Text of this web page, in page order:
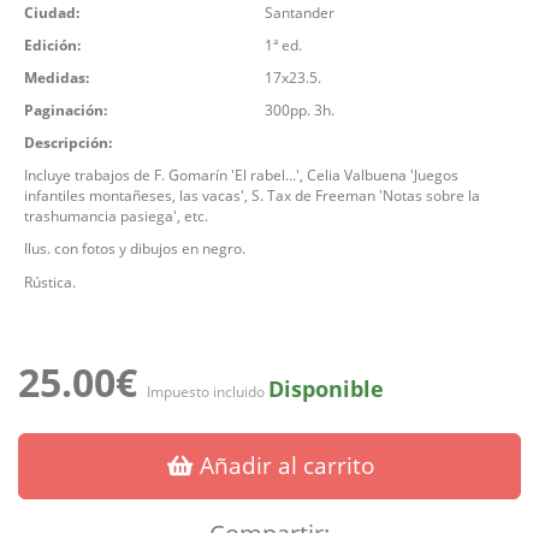
Ciudad:
Santander
Edición:
1ª ed.
Medidas:
17x23.5.
Paginación:
300pp. 3h.
Descripción:
Incluye trabajos de F. Gomarín 'El rabel...', Celia Valbuena 'Juegos
infantiles montañeses, las vacas', S. Tax de Freeman 'Notas sobre la
trashumancia pasiega', etc.
Ilus. con fotos y dibujos en negro.
Rústica.
25.00€ Impuesto incluido Disponible
Añadir al carrito